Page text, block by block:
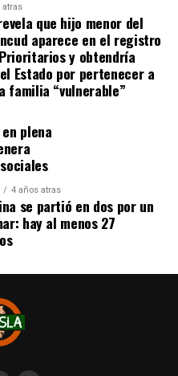
los jugadores
sus rivales
de River(Agustín
en la cara.
fue expulsado en
la roja
y Nicolás Valentini
atras
que hijo menor del
aparece en el registro
y obtendría
Estado por pertenecer a
familia “vulnerable”
plena
4 años atras
se partió en dos por un
hay al menos 27